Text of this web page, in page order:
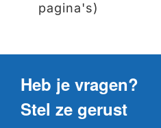
pagina's)
Heb je vragen?
Stel ze gerust